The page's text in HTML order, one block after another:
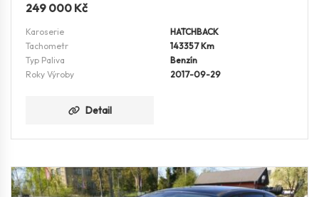
249 000 Kč
Karoserie
HATCHBACK
Tachometr
143357 Km
Typ Paliva
Benzín
Roky Výroby
2017-09-29
Detail